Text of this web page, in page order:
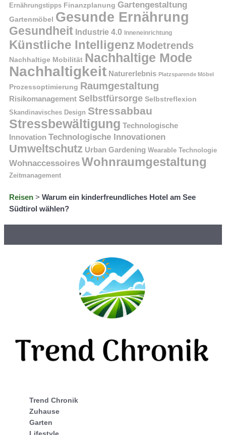
Ernährungstipps Finanzplanung Gartengestaltung
Gartenmöbel Gesunde Ernährung
Gesundheit Industrie 4.0 Inneneinrichtung
Künstliche Intelligenz Modetrends
Nachhaltige Mobilität Nachhaltige Mode
Nachhaltigkeit Naturerlebnis Platzsparende Möbel
Prozessoptimierung Raumgestaltung
Risikomanagement Selbstfürsorge Selbstreflexion
Skandinavisches Design Stressabbau
Stressbewältigung Technologische
Innovation Technologische Innovationen
Umweltschutz Urban Gardening Wearable Technologie
Wohnaccessoires Wohnraumgestaltung
Zeitmanagement
Reisen > Warum ein kinderfreundliches Hotel am See
Südtirol wählen?
Trend Chronik
Zuhause
Garten